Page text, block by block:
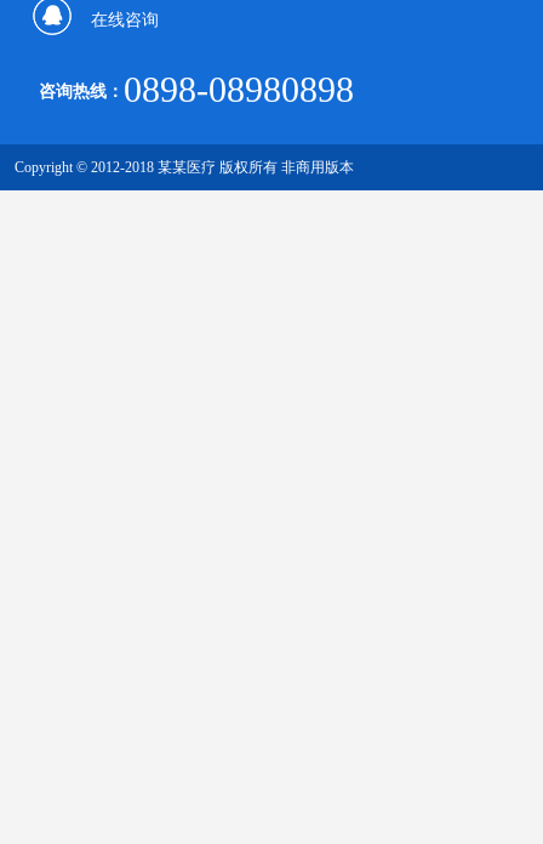
传真：0000-0000-000
在线咨询
咨询热线： 0898-08980898
Copyright © 2012-2018 某某医疗 版权所有 非商用版本